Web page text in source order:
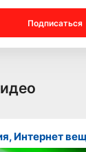
Подписаться
Интернет